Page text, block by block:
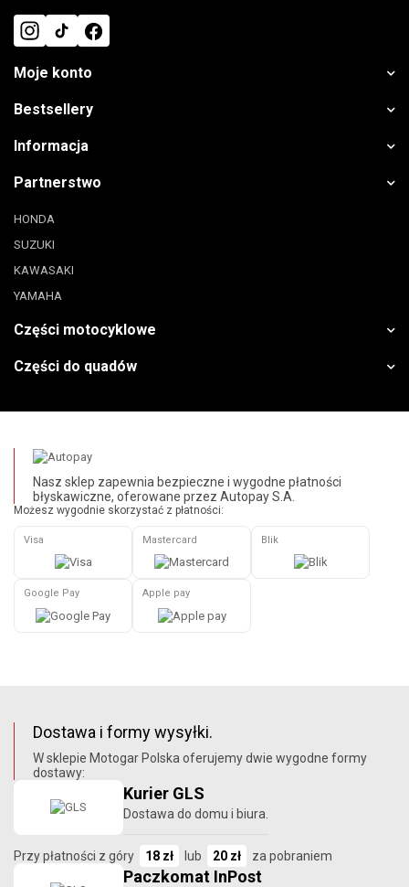
Moje konto
Bestsellery
Informacja
Partnerstwo
HONDA
SUZUKI
KAWASAKI
YAMAHA
Części motocyklowe
Części do quadów
Nasz sklep zapewnia bezpieczne i wygodne płatności
błyskawiczne, oferowane przez Autopay S.A.
Możesz wygodnie skorzystać z płatności:
Visa Mastercard Blik
Google Pay Apple pay
Dostawa i formy wysyłki.
W sklepie Motogar Polska oferujemy dwie wygodne formy
dostawy:
Kurier GLS
Dostawa do domu i biura.
Przy płatności z góry 18 zł lub 20 zł za pobraniem
Paczkomat InPost